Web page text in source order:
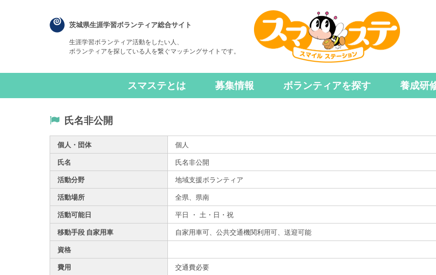
茨城県生涯学習ボランティア総合サイト
生涯学習ボランティア活動をしたい人、
ボランティアを探している人を繋ぐマッチングサイトです。
スマステとは 募集情報 ボランティアを探す 養成研
氏名非公開
個人・団体 個人
氏名 氏名非公開
活動分野 地域支援ボランティア
活動場所 全県、 県南
活動可能日 平日 ・ 土・日・祝
移動手段 自家用車 自家用車可、公共交通機関利用可、送迎可能
資格
費用 交通費必要